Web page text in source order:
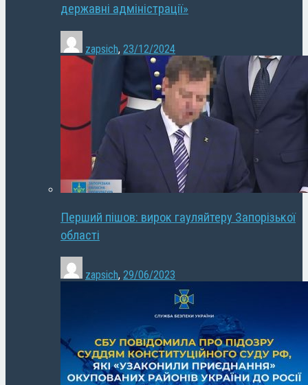
державні адміністрації»
zapsich, 23/12/2024
Перший пішов: вирок гауляйтеру Запорізької
області
zapsich, 29/06/2023